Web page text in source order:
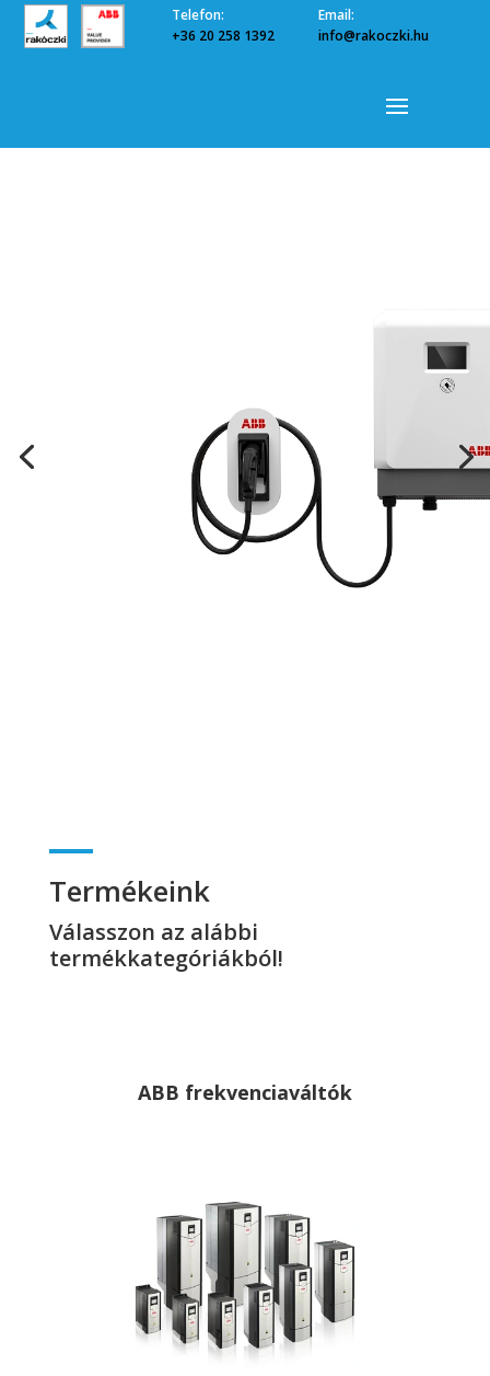
Telefon:
+36 20 258 1392
Email:
info@rakoczki.hu
22 kW-ig, raktárról!
Termékeink
Válasszon az alábbi
termékkategóriákból!
ABB frekvenciaváltók